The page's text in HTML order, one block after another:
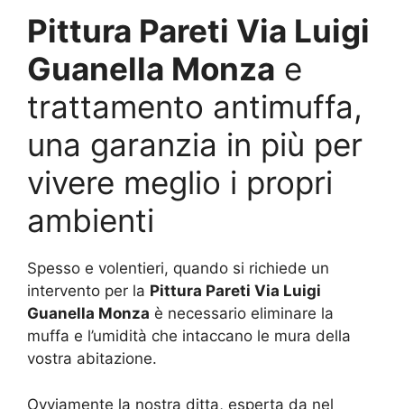
Pittura Pareti Via Luigi
Guanella Monza e
trattamento antimuffa,
una garanzia in più per
vivere meglio i propri
ambienti
Spesso e volentieri, quando si richiede un
intervento per la Pittura Pareti Via Luigi
Guanella Monza è necessario eliminare la
muffa e l’umidità che intaccano le mura della
vostra abitazione.
Ovviamente la nostra ditta, esperta da nel